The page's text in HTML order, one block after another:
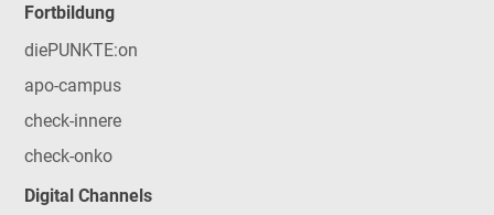
Fortbildung
diePUNKTE:on
apo-campus
check-innere
check-onko
Digital Channels